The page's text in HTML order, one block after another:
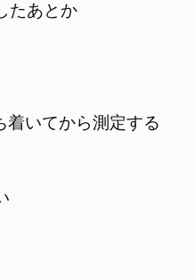
たあとか
いてから測定する